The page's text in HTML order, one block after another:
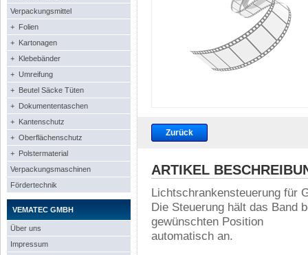
Verpackungsmittel
+ Folien
+ Kartonagen
+ Klebebänder
+ Umreifung
+ Beutel Säcke Tüten
+ Dokumententaschen
+ Kantenschutz
+ Oberflächenschutz
+ Polstermaterial
Verpackungsmaschinen
Fördertechnik
VEMATEC GMBH
Über uns
Impressum
Zurück
ARTIKEL
Lichtschrankensteuerung für
Die Steuerung hält das Band
gewünschten Position
automatisch an.